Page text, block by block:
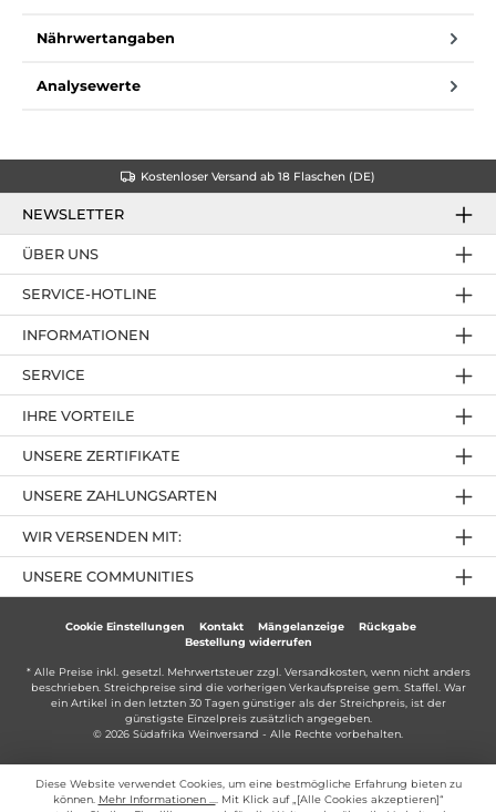
Nährwertangaben
Analysewerte
Kostenloser Versand ab 18 Flaschen (DE)
NEWSLETTER
SERVICE-HOTLINE
IHRE VORTEILE
UNSERE ZAHLUNGSARTEN
ÜBER UNS
UNSERE ZERTIFIKATE
INFORMATIONEN
SERVICE
UNSERE COMMUNITIES
WIR VERSENDEN MIT:
Cookie Einstellungen Kontakt Mängelanzeige
Rückgabe
Bestellung widerrufen
* Alle Preise inkl. gesetzl. Mehrwertsteuer zzgl. Versandkosten, wenn nicht anders
beschrieben. Streichpreise sind die vorherigen Verkaufspreise gem. Staffel. War
ein Artikel in den letzten 30 Tagen günstiger als der Streichpreis, ist der
günstigste Einzelpreis zusätzlich angegeben.
© 2026 Südafrika Weinversand - Alle Rechte vorbehalten.
Diese Website verwendet Cookies, um eine bestmögliche Erfahrung bieten zu
können. Mehr Informationen ...
. Mit Klick auf „[Alle Cookies akzeptieren]“